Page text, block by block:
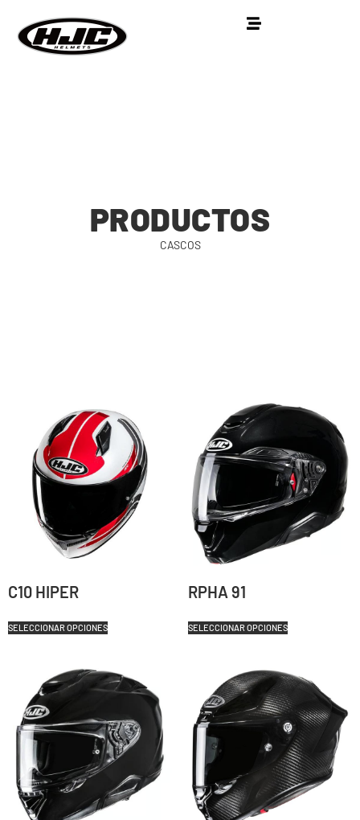
PRODUCTOS
CASCOS
C10 HIPER
SELECCIONAR OPCIONES
RPHA 91
SELECCIONAR OPCIONES